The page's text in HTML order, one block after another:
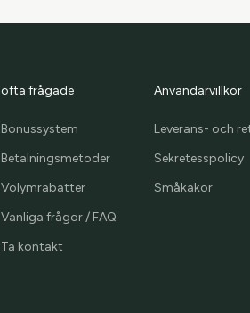
ofta frågade
Bonussystem
Betalningsmetoder
Volymrabatter
Vanliga frågor / FAQ
Ta kontakt
Användarvillkor
Leverans- och
Sekretesspolicy
Småkakor